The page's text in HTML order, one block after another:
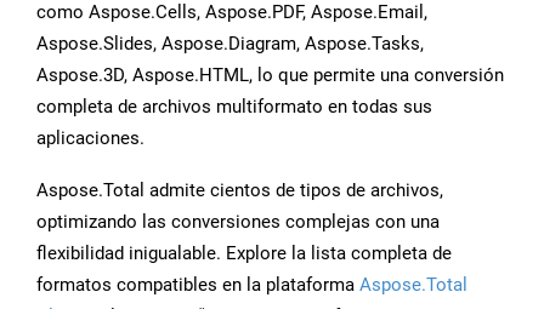
como Aspose.Cells, Aspose.PDF, Aspose.Email,
Aspose.Slides, Aspose.Diagram, Aspose.Tasks,
Aspose.3D, Aspose.HTML, lo que permite una conversión
completa de archivos multiformato en todas sus
aplicaciones.
Aspose.Total admite cientos de tipos de archivos,
optimizando las conversiones complejas con una
flexibilidad inigualable. Explore la lista completa de
formatos compatibles en la plataforma Aspose.Total